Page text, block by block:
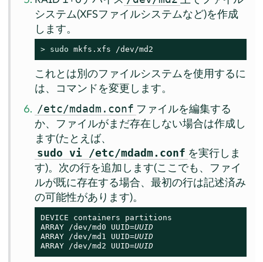
システム(XFSファイルシステムなど)を作成
します。
> sudo mkfs.xfs /dev/md2
これとは別のファイルシステムを使用するに
は、コマンドを変更します。
/etc/mdadm.conf ファイルを編集する
か、ファイルがまだ存在しない場合は作成し
ます(たとえば、
sudo vi /etc/mdadm.conf を実行しま
す)。次の行を追加します(ここでも、ファイ
ルが既に存在する場合、最初の行は記述済み
の可能性があります)。
DEVICE containers partitions
ARRAY /dev/md0 UUID=UUID
ARRAY /dev/md1 UUID=UUID
ARRAY /dev/md2 UUID=UUID